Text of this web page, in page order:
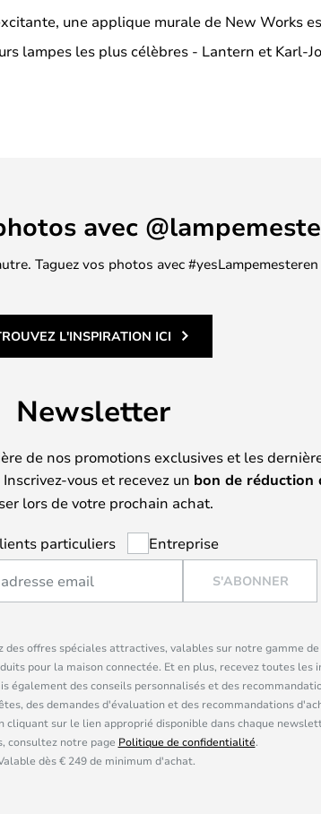
une applique murale de New Works
lampes les plus célèbres - Lantern et Karl-
avec
Taguez vos photos avec
L'INSPIRATION ICI
Newsletter
de nos promotions exclusives et les
vous et recevez un bon de réduction
lors de votre prochain achat.
particuliers Entreprise
S'ABONNER
offres spéciales attractives, valables sur notre gamme
pour la maison connectée. Et en plus, recevez toutes les
également des conseils personnalisés et des
des demandes d'évaluation et des recommandations
sur le lien approprié disponible dans chaque
consultez notre page Politique de confidentialité.
dès € 249 de minimum d'achat.